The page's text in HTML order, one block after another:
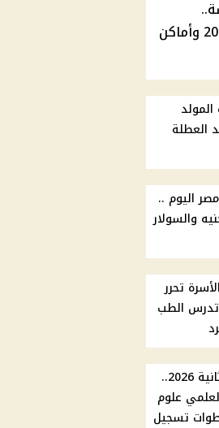
مؤشرات تنسيق الجامعات 2026 وأماكن
وموعد العطلة
اليوم ..
80 بـ20.75 جنيه والسولار
الأسرة تحرر
الطب
تنسيق المرحلة الثانية 2026..
علوم
تسجيل